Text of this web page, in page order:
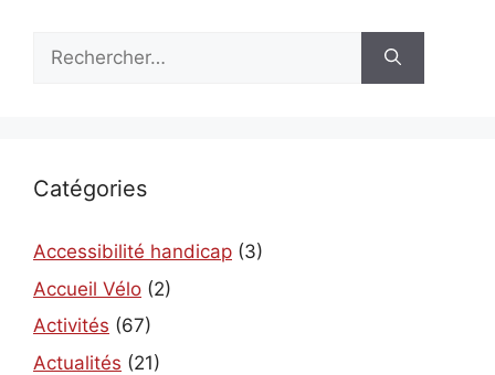
Rechercher :
Catégories
Accessibilité handicap (3)
Accueil Vélo (2)
Activités (67)
Actualités (21)